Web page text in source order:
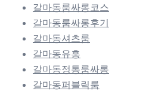
갈마동룸싸롱코스
갈마동룸싸롱후기
갈마동셔츠룸
갈마동유흥
갈마동정통룸싸롱
갈마동퍼블릭룸